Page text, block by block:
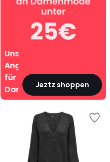
Unsere
Angebote
für
Damen
Jeztz shoppen